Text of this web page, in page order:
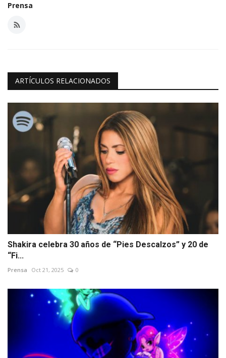
Prensa
ARTÍCULOS RELACIONADOS
Shakira celebra 30 años de “Pies Descalzos” y 20 de
“Fi...
Prensa Oct 21, 2025 0